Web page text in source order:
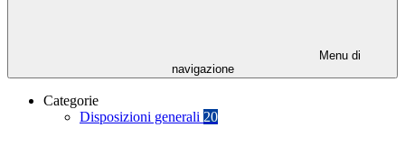
Menu di
navigazione
Categorie
Disposizioni generali 20